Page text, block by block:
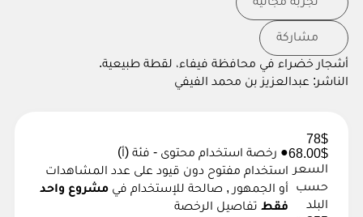
مشاركة
أشجار خضراء في محافظة فيفاء، لقطة طبيعية.
الناشر: عبدالعزيز بن محمد الفيفي
78$
68.00$
السعر
حسب
البلد
● رخصة استخدام محتوى - فئة (أ)
استخدام مفتوح دون قيود على عدد المشاهدات
أو الجمهور , صالحة للإستخدام في مشروع واحد
فقط تفاصيل الرخصة